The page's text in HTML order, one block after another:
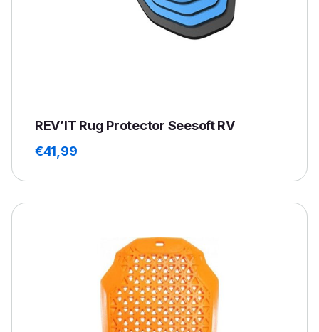
REV’IT Rug Protector Seesoft RV
€41,99